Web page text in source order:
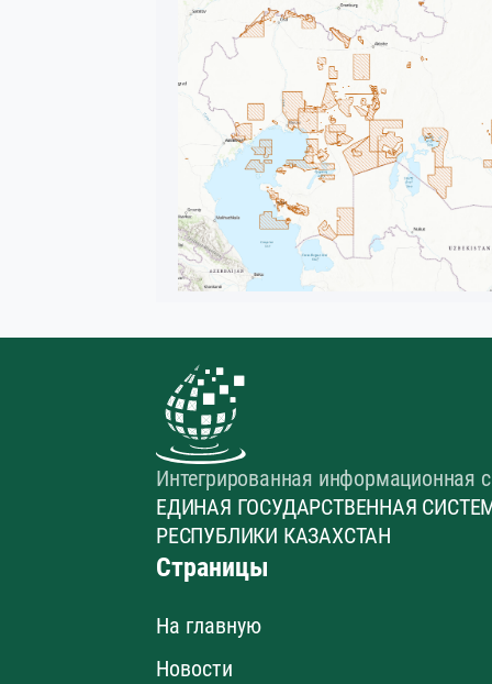
Интегрированная информационная
ЕДИНАЯ ГОСУДАРСТВЕННАЯ
РЕСПУБЛИКИ КАЗАХСТАН
Страницы
На главную
Новости